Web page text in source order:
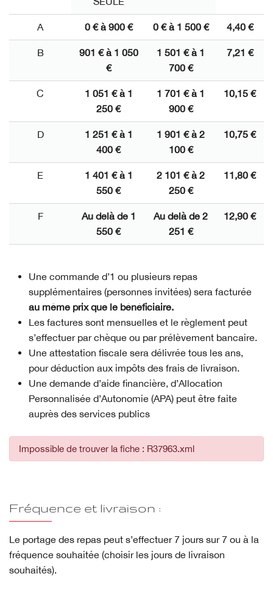
A 0 € à 900 € 0 € à 1 500 € 4,40 €
B
901 € à 1 050
€
1 501 € à 1
700 €
7,21 €
C
1 051 € à 1
250 €
1 701 € à 1
900 €
10,15 €
D
1 251 € à 1
400 €
1 901 € à 2
100 €
10,75 €
E
1 401 € à 1
550 €
2 101 € à 2
250 €
11,80 €
F
Au delà de 1
550 €
Au delà de 2
251 €
12,90 €
Une commande d’1 ou plusieurs repas
supplémentaires (personnes invitées) sera facturée
au même prix que le bénéficiaire.
Les factures sont mensuelles et le règlement peut
s’effectuer par chèque ou par prélèvement bancaire.
Une attestation fiscale sera délivrée tous les ans,
pour déduction aux impôts des frais de livraison.
Une demande d’aide financière, d’Allocation
Personnalisée d’Autonomie (APA) peut être faite
auprès des services publics
Impossible de trouver la fiche : R37963.xml
Fréquence et livraison :
Le portage des repas peut s’effectuer 7 jours sur 7 ou à la
fréquence souhaitée (choisir les jours de livraison
souhaités).